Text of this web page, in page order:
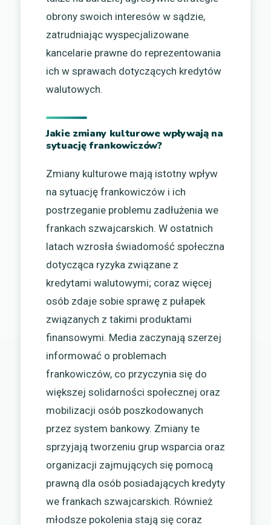
obrony swoich interesów w sądzie,
zatrudniając wyspecjalizowane
kancelarie prawne do reprezentowania
ich w sprawach dotyczących kredytów
walutowych.
Jakie zmiany kulturowe wpływają na
sytuację frankowiczów?
Zmiany kulturowe mają istotny wpływ
na sytuację frankowiczów i ich
postrzeganie problemu zadłużenia we
frankach szwajcarskich. W ostatnich
latach wzrosła świadomość społeczna
dotycząca ryzyka związane z
kredytami walutowymi; coraz więcej
osób zdaje sobie sprawę z pułapek
związanych z takimi produktami
finansowymi. Media zaczynają szerzej
informować o problemach
frankowiczów, co przyczynia się do
większej solidarności społecznej oraz
mobilizacji osób poszkodowanych
przez system bankowy. Zmiany te
sprzyjają tworzeniu grup wsparcia oraz
organizacji zajmujących się pomocą
prawną dla osób posiadających kredyty
we frankach szwajcarskich. Również
młodsze pokolenia stają się coraz